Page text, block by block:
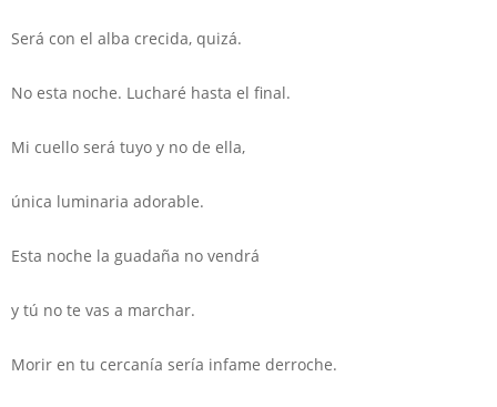
Será con el alba crecida, quizá.
No esta noche. Lucharé hasta el final.
Mi cuello será tuyo y no de ella,
única luminaria adorable.
Esta noche la guadaña no vendrá
y tú no te vas a marchar.
Morir en tu cercanía sería infame derroche.